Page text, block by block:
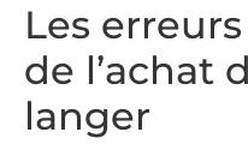
Les
de l’achat
langer